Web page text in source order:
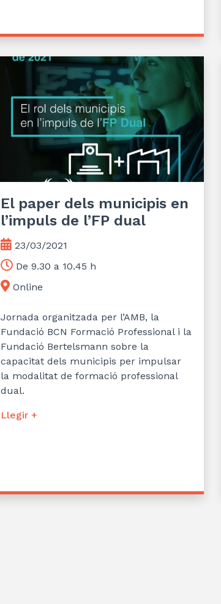
El paper dels municipis en
l’impuls de l’FP dual
23/03/2021
De 9.30 a 10.45 h
Online
Jornada organitzada per l’AMB, la
Fundació BCN Formació Professional i la
Fundació Bertelsmann sobre la
capacitat dels municipis per impulsar
la modalitat de formació professional
dual.
Llegir +